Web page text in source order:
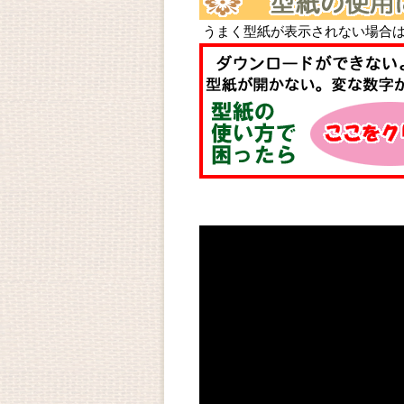
うまく型紙が表示されない場合